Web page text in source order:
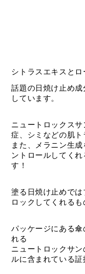
シトラスエキスと
話題の日焼け止め
しています。
ニュートロックス
症、シミなどの肌ト
また、メラニン生
ントロールしてく
す！
塗る日焼け止めで
ロックしてくれるも
パッケージにある
れる
ニュートロックサ
ルに含まれている証